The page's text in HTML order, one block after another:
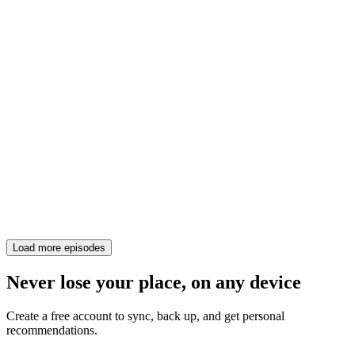
Load more episodes
Never lose your place, on any device
Create a free account to sync, back up, and get personal
recommendations.